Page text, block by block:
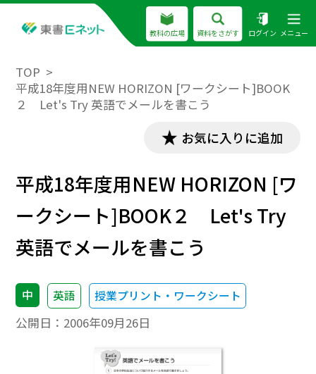
教科の広場 資料をさがす ログイン メニュー
TOP
平成18年度用NEW HORIZON [ワークシート]BOOK
２ Let's Try 英語でメールを書こう
お気に入りに追加
平成18年度用NEW HORIZON [ワ
ークシート]BOOK２ Let's Try
英語でメールを書こう
中 英語 授業プリント・ワークシート
公開日： 2006年09月26日